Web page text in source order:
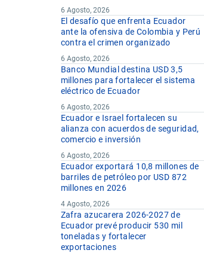
6 Agosto, 2026
El desafío que enfrenta Ecuador
ante la ofensiva de Colombia y Perú
contra el crimen organizado
6 Agosto, 2026
Banco Mundial destina USD 3,5
millones para fortalecer el sistema
eléctrico de Ecuador
6 Agosto, 2026
Ecuador e Israel fortalecen su
alianza con acuerdos de seguridad,
comercio e inversión
6 Agosto, 2026
Ecuador exportará 10,8 millones de
barriles de petróleo por USD 872
millones en 2026
4 Agosto, 2026
Zafra azucarera 2026-2027 de
Ecuador prevé producir 530 mil
toneladas y fortalecer
exportaciones